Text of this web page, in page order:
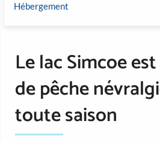
Hébergement
Le lac Simcoe
de pêche
toute saison